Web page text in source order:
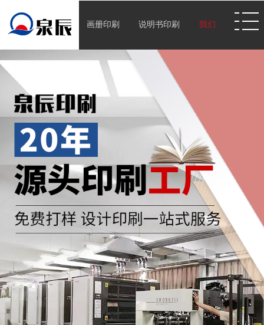
画册印刷 说明书印刷 我们